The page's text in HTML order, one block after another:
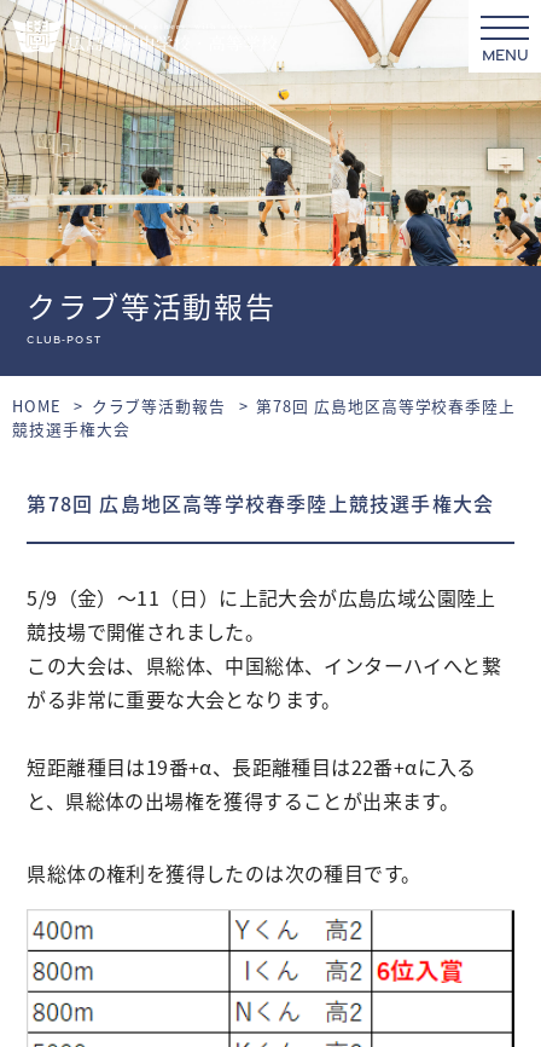
MENU
クラブ等活動報告
club-post
HOME クラブ等活動報告
第78回 広島地区高等学校春季陸上
競技選手権大会
第78回 広島地区高等学校春季陸上競技選手権大会
5/9（金）～11（日）に上記大会が広島広域公園陸上
競技場で開催されました。
この大会は、県総体、中国総体、インターハイへと繋
がる非常に重要な大会となります。
短距離種目は19番+α、長距離種目は22番+αに入る
と、県総体の出場権を獲得することが出来ます。
県総体の権利を獲得したのは次の種目です。